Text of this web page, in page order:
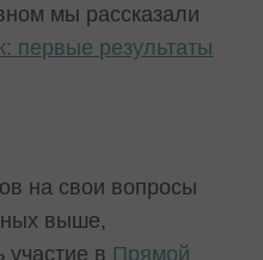
мы рассказали
первые результаты
на свои вопросы
выше,
в Прямой